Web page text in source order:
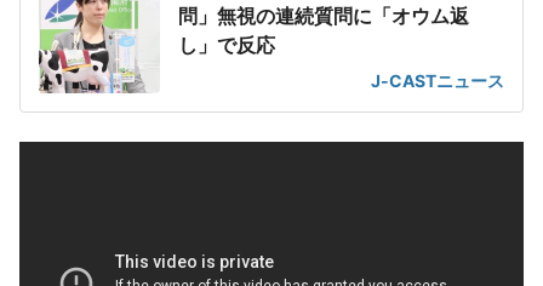
問」無視の連続質問に「オウム返
し」で反応
J-CASTニュース